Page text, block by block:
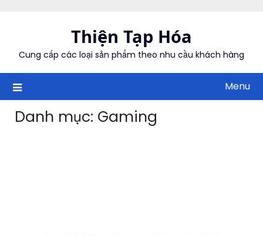
Thiện Tạp Hóa
Cung cấp các loại sản phẩm theo nhu cầu khách hàng
Menu
Danh mục: Gaming